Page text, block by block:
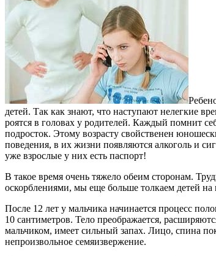
детей. Так как знают, что наступают нелегкие
роятся в головах у родителей. Каждый помнит
подросток. Этому возрасту свойственен
поведения, в их жизни появляются алкоголь и
уже взрослые у них есть паспорт!
В такое время очень тяжело обеим сторонам.
оскорблениями, мы еще больше толкаем детей на
После 12 лет у мальчика начинается процесс
10 сантиметров. Тело преображается,
мальчиком, имеет сильный запах. Лицо, спина
непроизвольное семяизвержение.